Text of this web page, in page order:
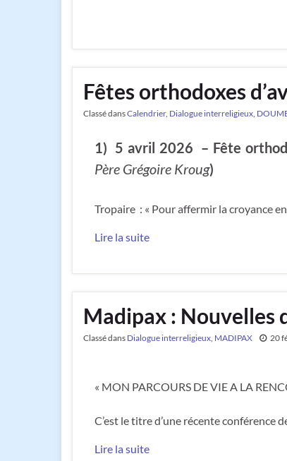
Fêtes orthodoxes
Classé dansCalendrier, Dialogue interreligieux,
1) 5 avril 2026 – Fête
Père Grégoire Kroug)
Tropaire : « Pour affermir la croyance
Lire la suite
Madipax : Nouvelles
Classé dans Dialogue interreligieux, MADIPAX 20
« MON PARCOURS DE VIE A LA
C’est le titre d’une récente conférence
Lire la suite